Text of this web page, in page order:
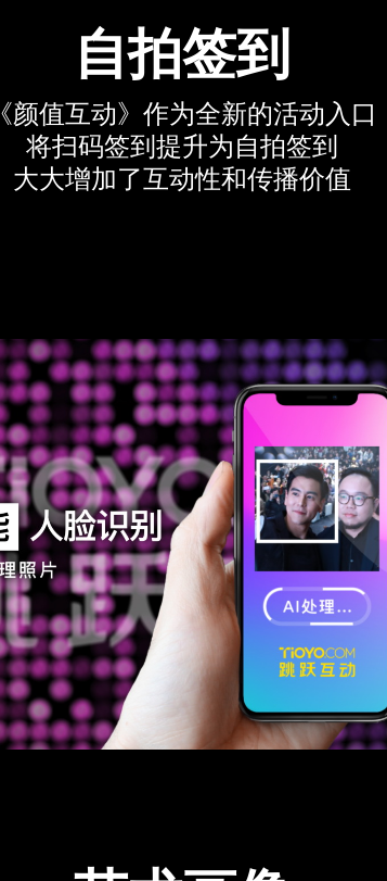
自拍签到
《颜值互动》作为全新的活动入口
将扫码签到提升为自拍签到
大大增加了互动性和传播价值